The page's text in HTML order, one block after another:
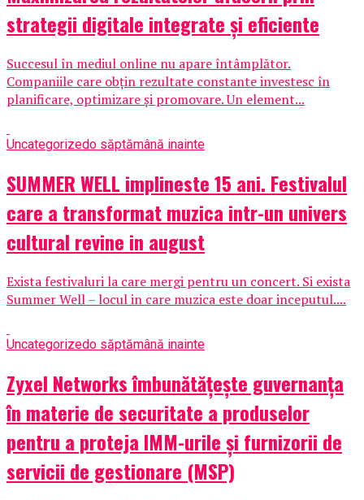
strategii digitale integrate și eficiente
Succesul în mediul online nu apare întâmplător.
Companiile care obțin rezultate constante investesc în
planificare, optimizare și promovare. Un element...
Uncategorizedo săptămână inainte
SUMMER WELL implineste 15 ani. Festivalul
care a transformat muzica intr-un univers
cultural revine in august
Exista festivaluri la care mergi pentru un concert. Si exista
Summer Well – locul in care muzica este doar inceputul....
Uncategorizedo săptămână inainte
Zyxel Networks îmbunătățește guvernanța
în materie de securitate a produselor
pentru a proteja IMM-urile și furnizorii de
servicii de gestionare (MSP)